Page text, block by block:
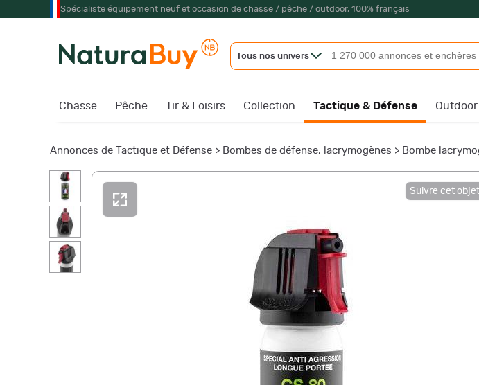
Spécialiste équipement neuf et occasion de chasse / pêche / outdoor, 100% français
Tous nos univers
Chasse Pêche Tir & Loisirs Collection Tactique & Défense Outdoor
Annonces de Tactique et Défense > Bombes de défense, lacrymogènes > Bombe
Suivre cet objet